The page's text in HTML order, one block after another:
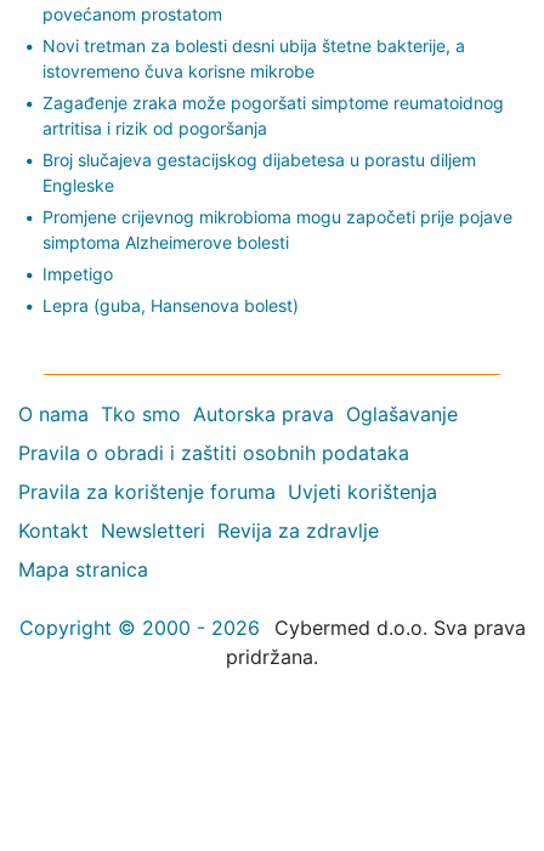
povećanom prostatom
Novi tretman za bolesti desni ubija štetne bakterije, a
istovremeno čuva korisne mikrobe
Zagađenje zraka može pogoršati simptome reumatoidnog
artritisa i rizik od pogoršanja
Broj slučajeva gestacijskog dijabetesa u porastu diljem
Engleske
Promjene crijevnog mikrobioma mogu započeti prije pojave
simptoma Alzheimerove bolesti
Impetigo
Lepra (guba, Hansenova bolest)
O nama Tko smo Autorska prava Oglašavanje
Pravila o obradi i zaštiti osobnih podataka
Pravila za korištenje foruma Uvjeti korištenja
Kontakt Newsletteri Revija za zdravlje
Mapa stranica
Copyright © 2000 - 2026
Cybermed d.o.o. Sva prava
pridržana.